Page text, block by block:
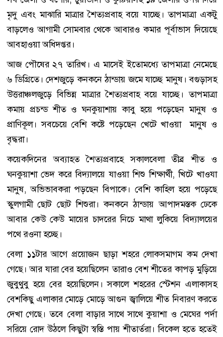
মৃদু এবং মাঝারি মাত্রার শৈত্যপ্রবাহ বয়ে যাচ্ছে। তাপমাত্রা একটু
বাড়লেও আগামী সোমবার থেকে আবারও কমার পূর্বাভাস দিয়েছে
আবহাওয়া অধিদপ্তর।
আজ পৌষের ২৭ তারিখ। এ মাসেই ইতোমধ্যে তাপমাত্রা নেমেছে
৬ ডিগ্রিতে। দেশজুড়ে কনকনে ঠান্ডায় জমে যাচ্ছে মানুষ। বগুড়াসহ
উত্তরাঞ্চলজুড়ে বিভিন্ন মাত্রার শৈত্যপ্রবাহ বয়ে যাচ্ছে। তাপমাত্রা
কমায় প্রচন্ড শীত ও ঘনকুয়াশায় কাবু হয়ে পড়েছেন মানুষ ও
প্রাণিকূল। সবচেয়ে বেশি কষ্টে পড়েছেন খেটে খাওয়া মানুষ ও
বৃদ্ধরা।
কয়েকদিনের অব্যাহত শৈত্যপ্রবাহে সকালবেলা তীব্র শীত ও
ঘনকুয়াশা ভেদ করে বিদ্যালয়ে যাওয়া শিশু শিক্ষার্থী, খিটে খাওযা
মানুষ, অভিভাবকরা পড়ছেন বিপাকে। বেশি কাহিল হয়ে পড়েছে
স্কুলগামী ছোট ছোট শিশুরা। কনকনে ঠান্ডায় আপাদমস্তক ঢেকে
আবার কেউ কেউ মায়ের চাদরের নিচে মাথা লুকিয়ে বিদ্যালয়ের
পথে রওনা হচ্ছে।
বেলা ১১টার আগে প্রয়োজন ছাড়া শহরে লোকসমাগম কম দেখা
গেছে। আর যারা বের হয়েছিলেন তারাও বেশ শীতের কাপড় মুড়িয়ে
জুবুথুবু হয়ে বের হয়েছিলেন। সকালে শহরের স্টেশন এলাকাসহ
বেশকিছু এলাকার মোড়ে মোড়ে আগুন জ্বালিয়ে শীত নিবারণ করতে
দেখা গেছে। তবে বেলা বাড়ার সাথে সাথে কুয়াশা ও মেঘের পর্দা
সরিয়ে রোদ উঠলে কিছুটা স্বস্তি পায় শীতার্তরা। বিকেল হতে হতেই